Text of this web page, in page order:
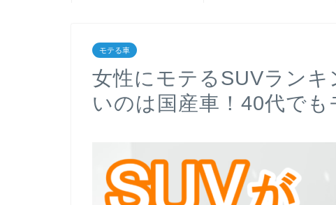
モテる車
女性にモテるSUVラン
いのは国産車！40代でも